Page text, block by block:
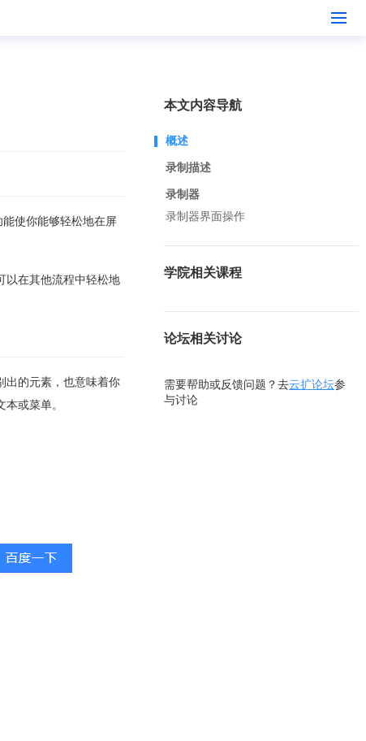
使你能够轻松地在屏
以在其他流程中轻松地
出的元素，也意味着你
或菜单。
本文内容导航
概述
录制描述
录制器
录制器界面操作
学院相关课程
论坛相关讨论
需要帮助或反馈问题？去云扩论坛参
与讨论